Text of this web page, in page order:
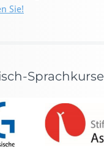
Sie!
Sprachkurse